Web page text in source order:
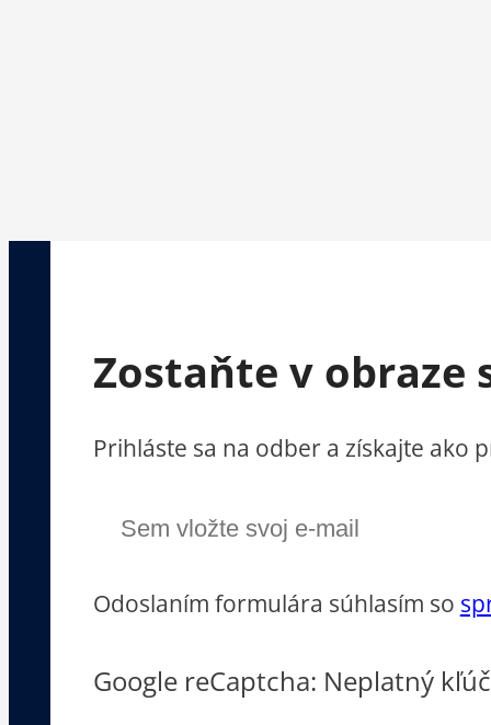
Zostaňte v obraze
Prihláste sa na odber a získajte ako
Odoslaním formulára súhlasím so
Google reCaptcha: Neplatný